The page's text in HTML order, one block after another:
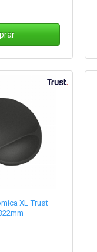
XL Trust